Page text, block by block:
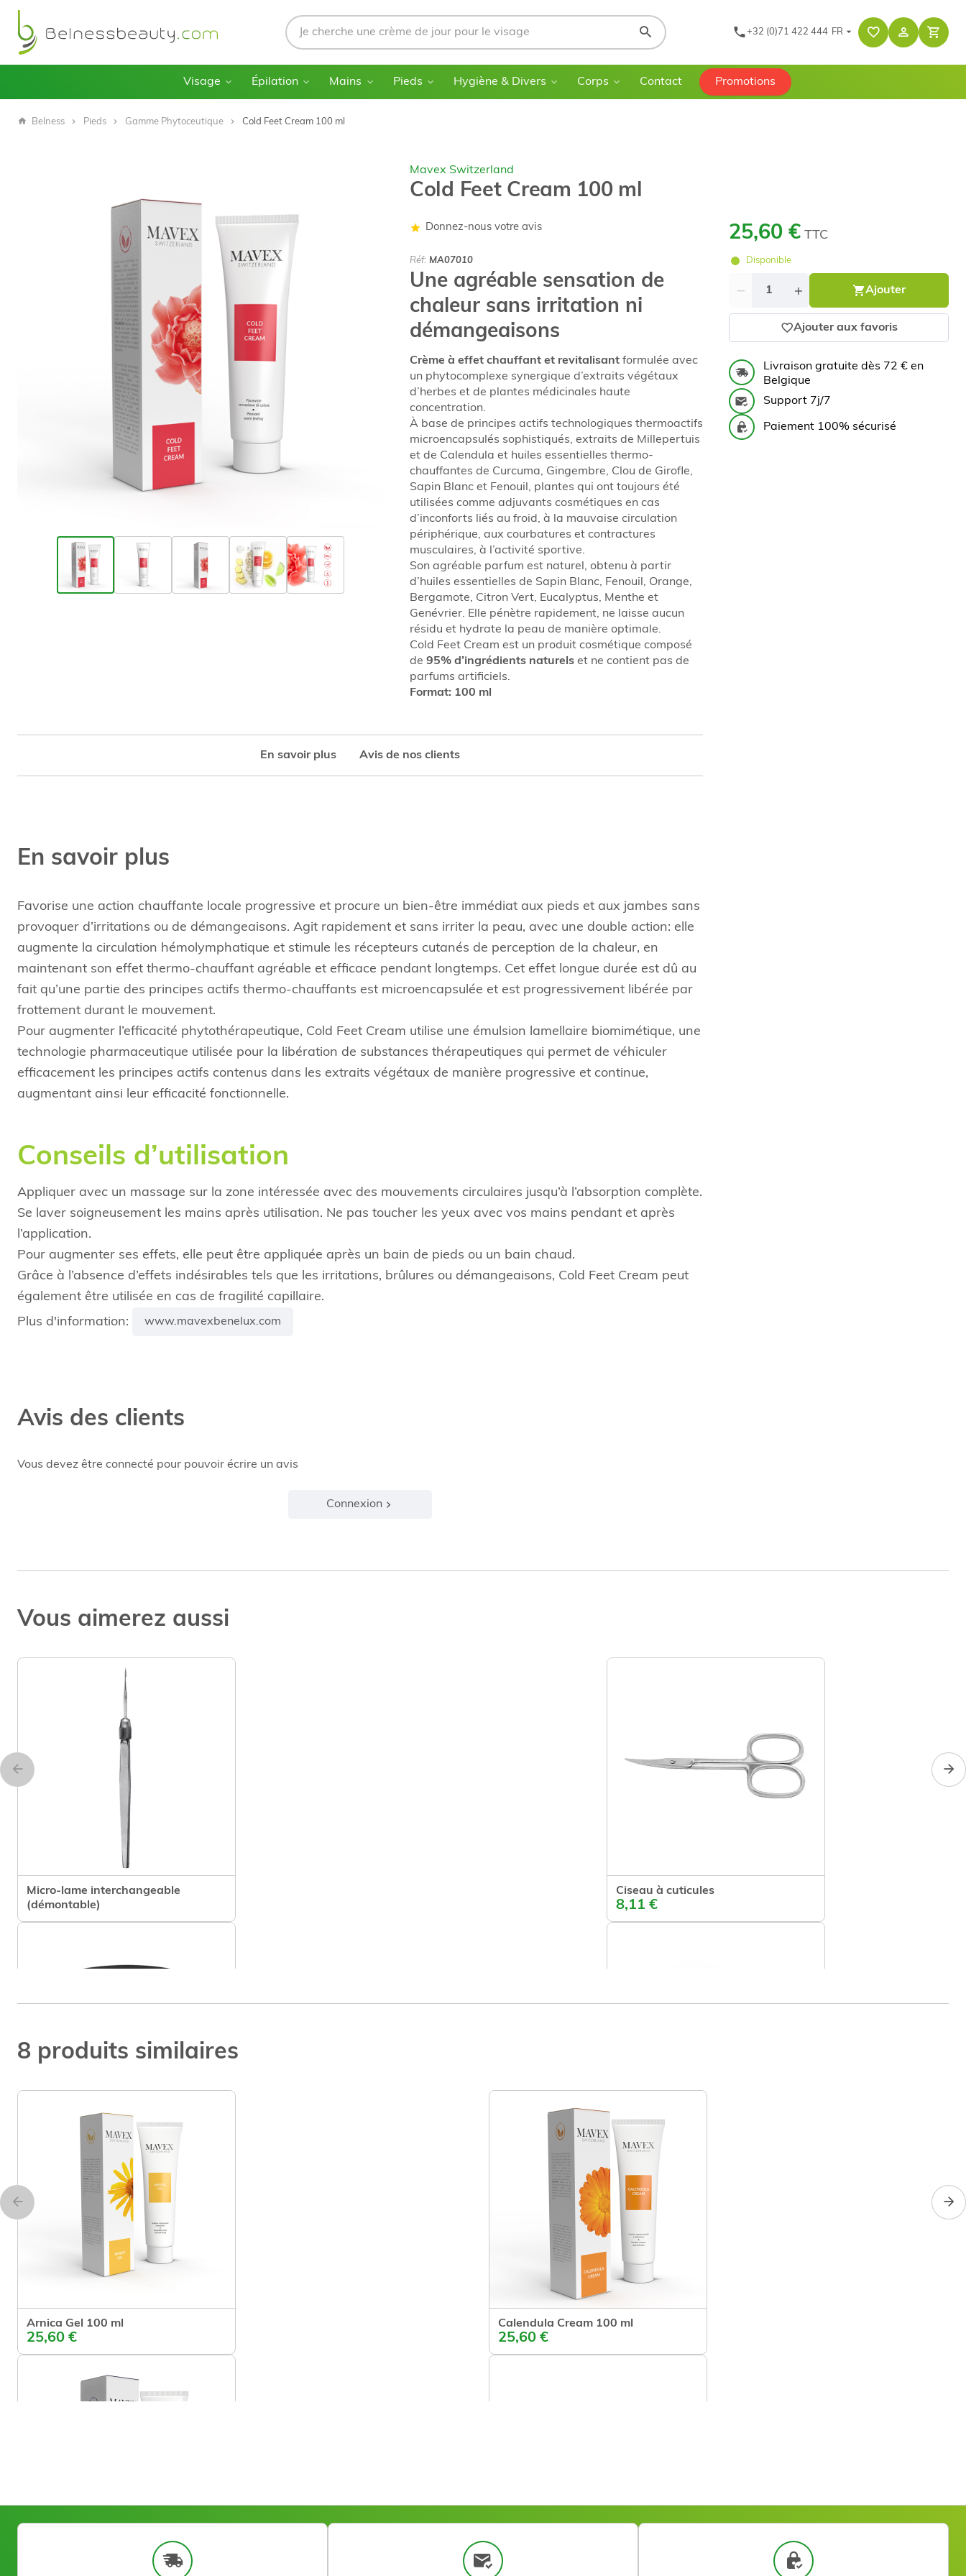
+32 (0)71 422 444 FR
Visage Épilation Mains Pieds Hygiène & Divers Corps Contact Promotions
Belness Pieds Gamme Phytoceutique Cold Feet Cream 100 ml
Mavex Switzerland
Cold Feet Cream 100 ml
Donnez-nous votre avis 25,60 € TTC
Disponible
Quantité Ajouter
Ajouter aux favoris
Livraison gratuite dès 72 € en
Belgique
Support 7j/7
Paiement 100% sécurisé
Réf: MA07010
Une agréable sensation de
chaleur sans irritation ni
démangeaisons
Crème à effet chauffant et revitalisant formulée avec
un phytocomplexe synergique d’extraits végétaux
d’herbes et de plantes médicinales haute
concentration.
À base de principes actifs technologiques thermoactifs
microencapsulés sophistiqués, extraits de Millepertuis
et de Calendula et huiles essentielles thermo-
chauffantes de Curcuma, Gingembre, Clou de Girofle,
Sapin Blanc et Fenouil, plantes qui ont toujours été
utilisées comme adjuvants cosmétiques en cas
d’inconforts liés au froid, à la mauvaise circulation
périphérique, aux courbatures et contractures
musculaires, à l’activité sportive.
Son agréable parfum est naturel, obtenu à partir
d’huiles essentielles de Sapin Blanc, Fenouil, Orange,
Bergamote, Citron Vert, Eucalyptus, Menthe et
Genévrier. Elle pénètre rapidement, ne laisse aucun
résidu et hydrate la peau de manière optimale.
Cold Feet Cream est un produit cosmétique composé
de 95% d’ingrédients naturels et ne contient pas de
parfums artificiels.
Format: 100 ml
En savoir plus Avis de nos clients
En savoir plus
Favorise une action chauffante locale progressive et procure un bien-être immédiat aux pieds et aux jambes sans
provoquer d’irritations ou de démangeaisons. Agit rapidement et sans irriter la peau, avec une double action: elle
augmente la circulation hémolymphatique et stimule les récepteurs cutanés de perception de la chaleur, en
maintenant son effet thermo-chauffant agréable et efficace pendant longtemps. Cet effet longue durée est dû au
fait qu’une partie des principes actifs thermo-chauffants est microencapsulée et est progressivement libérée par
frottement durant le mouvement.
Pour augmenter l’efficacité phytothérapeutique, Cold Feet Cream utilise une émulsion lamellaire biomimétique, une
technologie pharmaceutique utilisée pour la libération de substances thérapeutiques qui permet de véhiculer
efficacement les principes actifs contenus dans les extraits végétaux de manière progressive et continue,
augmentant ainsi leur efficacité fonctionnelle.
Conseils d’utilisation
Appliquer avec un massage sur la zone intéressée avec des mouvements circulaires jusqu’à l’absorption complète.
Se laver soigneusement les mains après utilisation. Ne pas toucher les yeux avec vos mains pendant et après
l’application.
Pour augmenter ses effets, elle peut être appliquée après un bain de pieds ou un bain chaud.
Grâce à l’absence d’effets indésirables tels que les irritations, brûlures ou démangeaisons, Cold Feet Cream peut
également être utilisée en cas de fragilité capillaire.
Plus d'information:
www.mavexbenelux.com
Avis des clients
Vous devez être connecté pour pouvoir écrire un avis
Connexion
Vous aimerez aussi
Micro-lame interchangeable
(démontable)
Voir le produit Ciseau à cuticules
8,11 €
Body Black Cream 250ml
Ajouter Racloir acier inoxydable
8 produits similaires
Arnica Gel 100 ml
25,60 €
Calendula Cream 100 ml
25,60 €
Ajouter